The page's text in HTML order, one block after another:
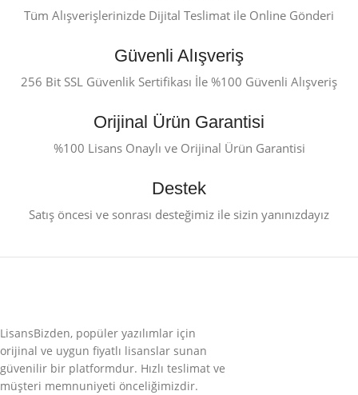
Tüm Alışverişlerinizde Dijital Teslimat ile Online Gönderi
Güvenli Alışveriş
256 Bit SSL Güvenlik Sertifikası İle %100 Güvenli Alışveriş
Orijinal Ürün Garantisi
%100 Lisans Onaylı ve Orijinal Ürün Garantisi
Destek
Satış öncesi ve sonrası desteğimiz ile sizin yanınızdayız
LisansBizden, popüler yazılımlar için
orijinal ve uygun fiyatlı lisanslar sunan
güvenilir bir platformdur. Hızlı teslimat ve
müşteri memnuniyeti önceliğimizdir.